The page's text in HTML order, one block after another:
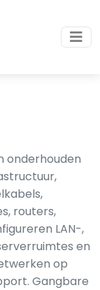
onderhouden
routers,
LAN-,
en
op
Gangbare